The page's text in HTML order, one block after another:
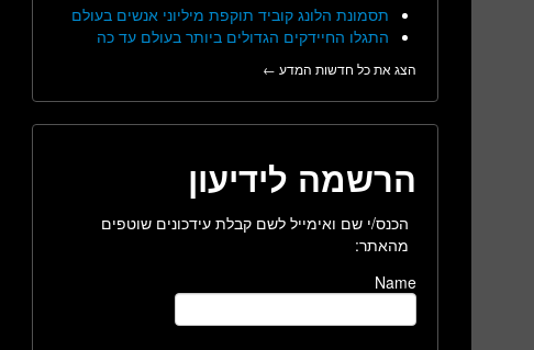
תסמונת הלונג קוביד תוקפת מיליוני אנשים בעולם
התגלו החיידקים הגדולים ביותר בעולם עד כה
הצג את כל חדשות המדע ←
הרשמה לידיעון
הכנס/י שם ואימייל לשם קבלת עידכונים שוטפים
מהאתר:
Name